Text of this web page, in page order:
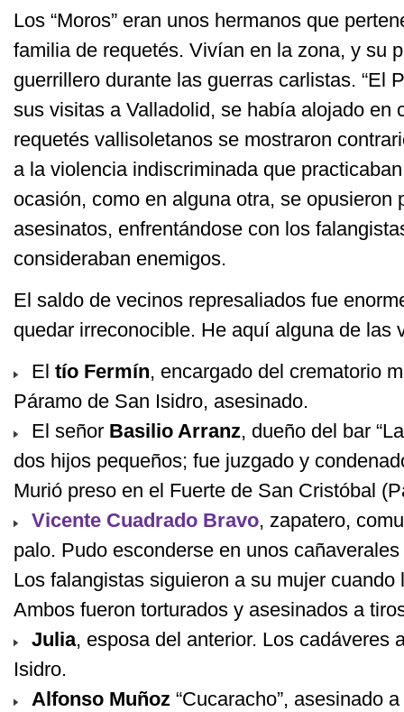
Los “Moros” eran unos hermanos que
familia de requetés. Vivían en la zona, y su
guerrillero durante las guerras carlistas. “El
sus visitas a Valladolid, se había alojado en
requetés vallisoletanos se mostraron
a la violencia indiscriminada que
ocasión, como en alguna otra, se opusieron
asesinatos, enfrentándose con los
consideraban enemigos.
El saldo de vecinos represaliados fue
quedar irreconocible. He aquí alguna de las
El tío Fermín, encargado del crematorio
Páramo de San Isidro, asesinado.
El señor Basilio Arranz, dueño del bar
dos hijos pequeños; fue juzgado y
Murió preso en el Fuerte de San Cristóbal
Vicente Cuadrado Bravo, zapatero,
palo. Pudo esconderse en unos
Los falangistas siguieron a su mujer cuando
Ambos fueron torturados y asesinados a
Julia, esposa del anterior. Los cadáveres
Isidro.
Alfonso Muñoz “Cucaracho”, asesinado